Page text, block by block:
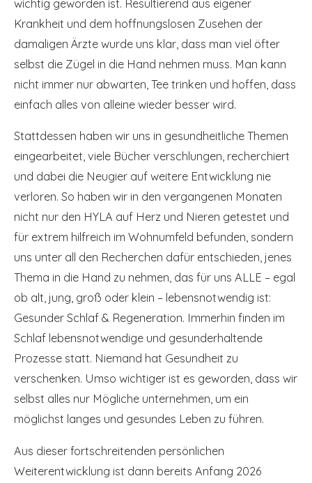
wichtig geworden ist. Resultierend aus eigener
Krankheit und dem hoffnungslosen Zusehen der
damaligen Ärzte wurde uns klar, dass man viel öfter
selbst die Zügel in die Hand nehmen muss. Man kann
nicht immer nur abwarten, Tee trinken und hoffen, dass
einfach alles von alleine wieder besser wird.
Stattdessen haben wir uns in gesundheitliche Themen
eingearbeitet, viele Bücher verschlungen, recherchiert
und dabei die Neugier auf weitere Entwicklung nie
verloren. So haben wir in den vergangenen Monaten
nicht nur den HYLA auf Herz und Nieren getestet und
für extrem hilfreich im Wohnumfeld befunden, sondern
uns unter all den Recherchen dafür entschieden, jenes
Thema in die Hand zu nehmen, das für uns ALLE – egal
ob alt, jung, groß oder klein – lebensnotwendig ist:
Gesunder Schlaf & Regeneration. Immerhin finden im
Schlaf lebensnotwendige und gesunderhaltende
Prozesse statt. Niemand hat Gesundheit zu
verschenken. Umso wichtiger ist es geworden, dass wir
selbst alles nur Mögliche unternehmen, um ein
möglichst langes und gesundes Leben zu führen.
Aus dieser fortschreitenden persönlichen
Weiterentwicklung ist dann bereits Anfang 2026